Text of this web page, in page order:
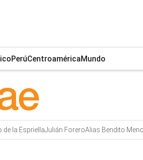
PerúCentroaméricaMundo
de la EspriellaJulián ForeroAlias Bendito